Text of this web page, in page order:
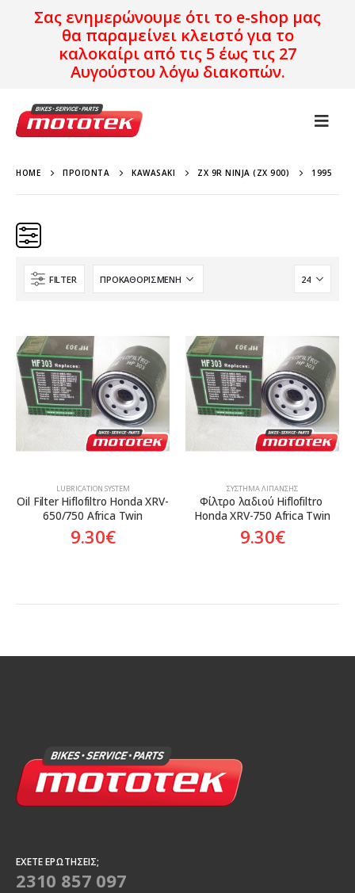
Σας ενημερώνουμε ότι το e-shop μας
θα παραμείνει κλειστό για το
καλοκαίρι από τις 5 έως τις 27
Αυγούστου λόγω διακοπών.
HOME ΠΡΟΪΌΝΤΑ KAWASAKI ZX 9R NINJA (ZX 900) 1995
Κατηγορίες
Προϊόν Προέλευση
Aftermarket Aftermarket
FILTER
LUBRICATION SYSTEM
Oil Filter Hiflofiltro Honda XRV-
650/750 Africa Twin
9.30€
ΣΎΣΤΗΜΑ ΛΊΠΑΝΣΗΣ
Φίλτρο λαδιού Hiflofiltro
Honda XRV-750 Africa Twin
9.30€
ΈΧΕΤΕ ΕΡΩΤΉΣΕΙΣ;
2310 857 097